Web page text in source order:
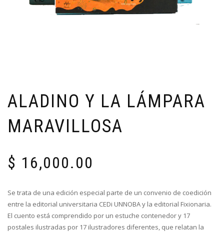
ALADINO Y LA LÁMPARA
MARAVILLOSA
$ 16,000.00
Se trata de una edición especial parte de un convenio de coedición
entre la editorial universitaria CEDi UNNOBA y la editorial Fixionaria.
El cuento está comprendido por un estuche contenedor y 17
postales ilustradas por 17 ilustradores diferentes, que relatan la